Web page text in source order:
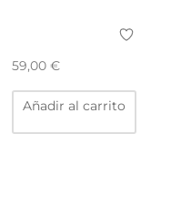
59,00 €
Añadir al carrito